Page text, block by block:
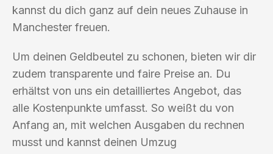
kannst du dich ganz auf dein neues Zuhause in
Manchester freuen.
Um deinen Geldbeutel zu schonen, bieten wir dir
zudem transparente und faire Preise an. Du
erhältst von uns ein detailliertes Angebot, das
alle Kostenpunkte umfasst. So weißt du von
Anfang an, mit welchen Ausgaben du rechnen
musst und kannst deinen Umzug